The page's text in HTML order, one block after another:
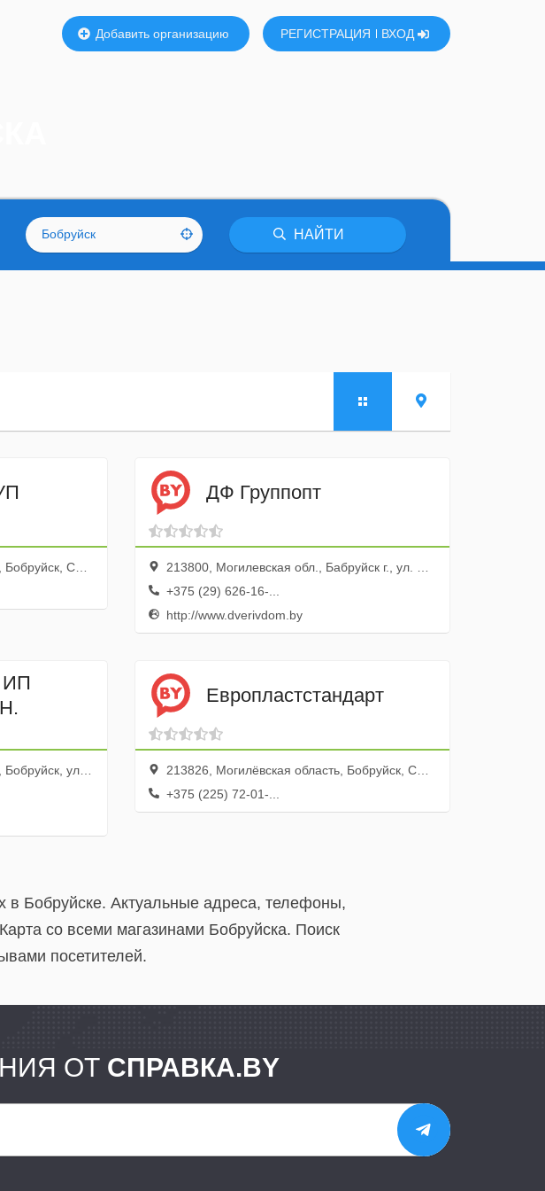
Добавить организацию РЕГИСТРАЦИЯ ВХОД
Бобруйск НАЙТИ
улица, 97, 26
ДФ Группопт
213800, Могилевская обл., Бабруйск г., ул. Урицкого, 47
+375 (29) 626-16-...
http://www.dverivdom.by
ИП
50 лет ВЛКСМ, 16
Европластстандарт
213826, Могилёвская область, Бобруйск, Советская улица, 74, каб 15
+375 (225) 72-01-...
в Бобруйске. Актуальные адреса, телефоны,
со всеми магазинами Бобруйска. Поиск
посетителей.
ОТ СПРАВКА.BY